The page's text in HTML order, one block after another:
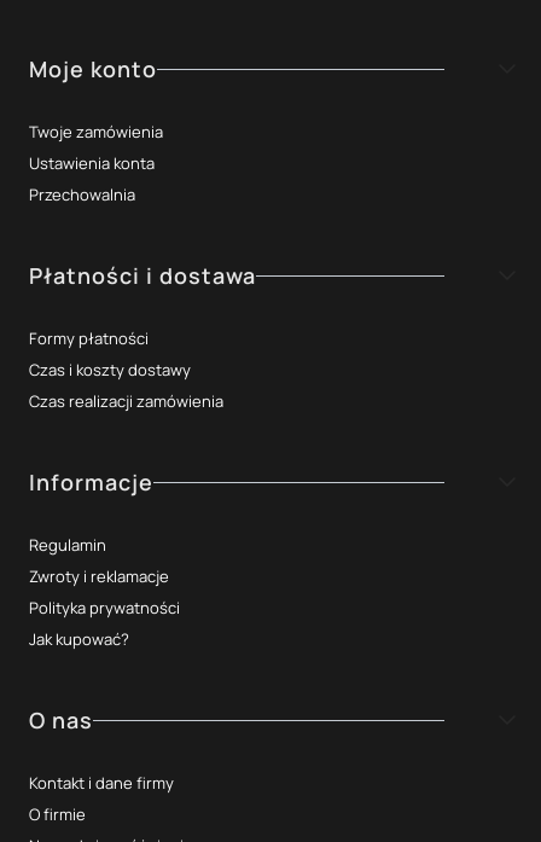
Moje konto
Twoje zamówienia
Ustawienia konta
Przechowalnia
Płatności i dostawa
Formy płatności
Czas i koszty dostawy
Czas realizacji zamówienia
Informacje
Regulamin
Zwroty i reklamacje
Polityka prywatności
Jak kupować?
O nas
Kontakt i dane firmy
O firmie